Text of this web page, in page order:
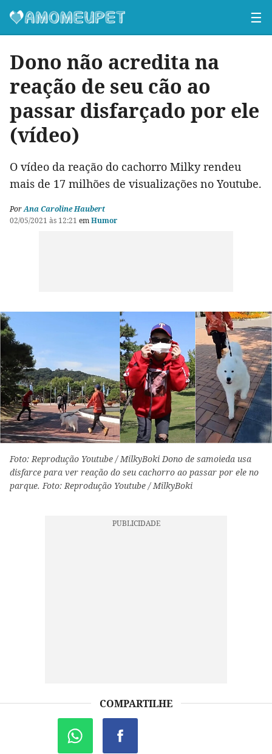
☰
Dono não acredita na
reação de seu cão ao
passar disfarçado por ele
(vídeo)
O vídeo da reação do cachorro Milky rendeu
mais de 17 milhões de visualizações no Youtube.
PorAna Caroline Haubert
02/05/2021 às 12:21 emHumor
Foto: Reprodução Youtube / MilkyBoki Dono de samoieda usa
disfarce para ver reação do seu cachorro ao passar por ele no
parque. Foto: Reprodução Youtube / MilkyBoki
COMPARTILHE